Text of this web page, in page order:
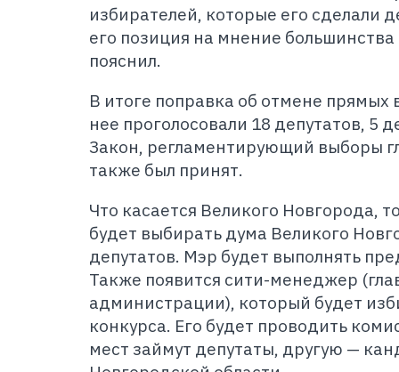
избирателей, которые его сделали
его позиция на мнение
пояснил.
В итоге поправка об отмене прямых
нее проголосовали 18 депутатов, 5
Закон, регламентирующий выборы
также был принят.
Что касается Великого Новгорода,
будет выбирать дума Великого
депутатов. Мэр будет выполнять
Также появится сити-менеджер
администрации), который будет
конкурса. Его будет проводить
мест займут депутаты, другую —